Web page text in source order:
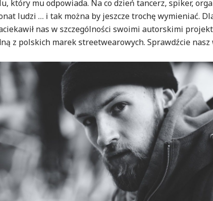
który mu odpowiada. Na co dzień tancerz, spiker,
ludzi … i tak można by jeszcze trochę wymieniać.
nas w szczególności swoimi autorskimi
z polskich marek streetwearowych. Sprawdźcie